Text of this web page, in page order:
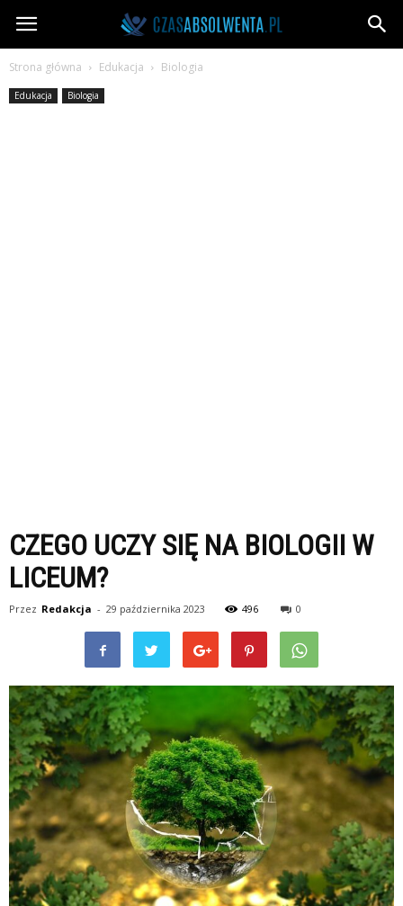
CzasAbsolwenta.pl
Strona główna Edukacja Biologia
Edukacja Biologia
CZEGO UCZY SIĘ NA BIOLOGII W
LICEUM?
Przez Redakcja - 29 października 2023 496 0